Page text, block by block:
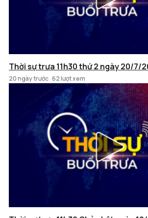
Thời sự trưa 11h30 thứ 2 ngày 20/7/
20 ngày trước 62 lượt xem